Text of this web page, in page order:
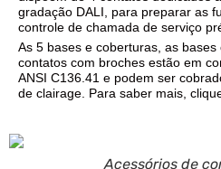
gradação DALI, para preparar as
controle de chamada de serviço
As 5 bases e coberturas, as
contatos com broches estão em
ANSI C136.41 e podem ser
de clairage. Para saber mais,
Acessórios de